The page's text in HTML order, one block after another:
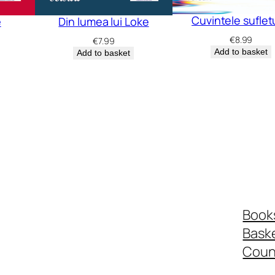
n
d
n
Din lumea lui Loke
€7.99
Add to basket
Cuvintele
€8.99
Add to basket